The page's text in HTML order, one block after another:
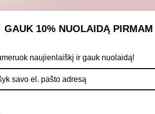
Cetyl Alcohol, Propylene Glycol,
Acetate, Oleic Acid,
GAUK 10% NUOLAIDĄPIRMAM
naujienlaiškį ir gauk nuolaidą!